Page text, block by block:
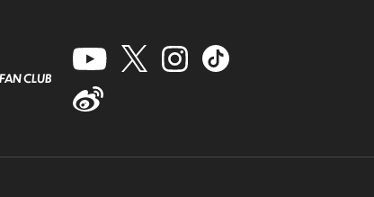
FAN CLUB